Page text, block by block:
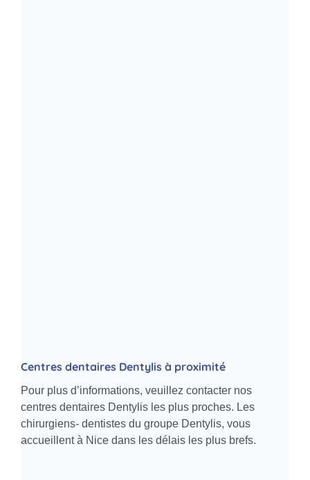
Centres dentaires Dentylis à proximité
Pour plus d’informations, veuillez contacter nos
centres dentaires Dentylis les plus proches. Les
chirurgiens- dentistes du groupe Dentylis, vous
accueillent à Nice dans les délais les plus brefs.